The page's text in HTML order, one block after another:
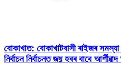
বোকাখাত: বোকাখাটবাসী ৰাইজৰ
নিৰ্বাচন নিৰ্বাচনত জয় হবৰ বাবে